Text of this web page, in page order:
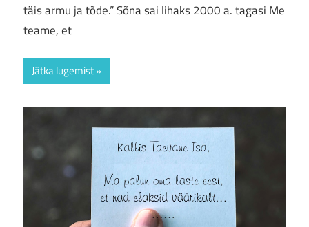
täis armu ja tõde.” Sõna sai lihaks 2000 a. tagasi Me
teame, et
Jätka lugemist